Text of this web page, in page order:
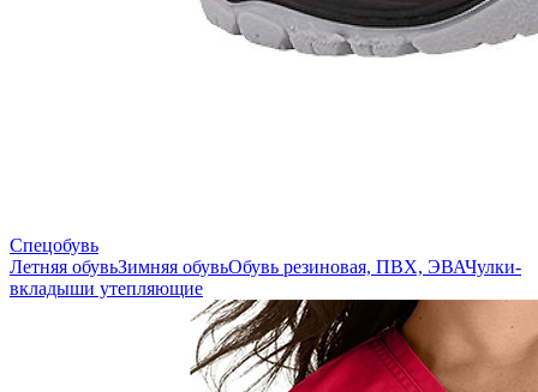
Спецобувь
Летняя обувьЗимняя обувьОбувь резиновая, ПВХ, ЭВАЧулки-
вкладыши утепляющие